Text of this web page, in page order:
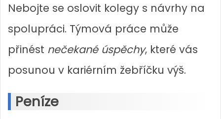
Nebojte se oslovit kolegy s návrhy na
spolupráci. Týmová práce může
přinést nečekané úspěchy, které vás
posunou v kariérním žebříčku výš.
Peníze